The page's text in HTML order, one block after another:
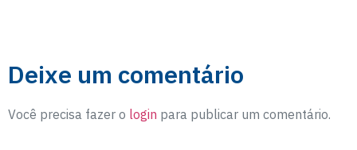
Deixe um comentário
Você precisa fazer o login para publicar um comentário.